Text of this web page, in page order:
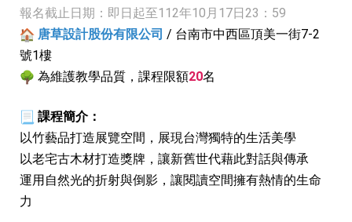
報名截止日期：即日起至112年10月17日23：59
唐草設計股份有限公司 / 台南市中西區頂美一街7-2
號1樓
為維護教學品質，課程限額20名
課程簡介：
以竹藝品打造展覽空間，展現台灣獨特的生活美學
以老宅古木材打造獎牌，讓新舊世代藉此對話與傳承
運用自然光的折射與倒影，讓閱讀空間擁有熱情的生命
力